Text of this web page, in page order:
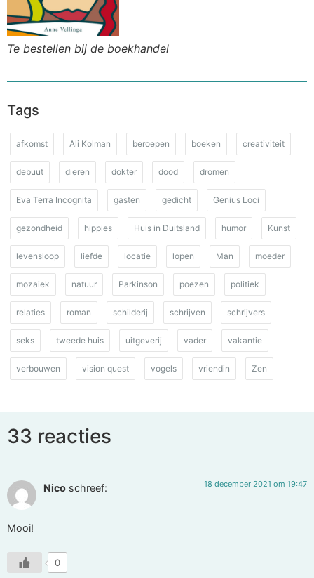
Te bestellen bij de boekhandel
Tags
afkomst Ali Kolman beroepen boeken creativiteit
debuut dieren dokter dood dromen
Eva Terra Incognita gasten gedicht Genius Loci
gezondheid hippies Huis in Duitsland humor Kunst
levensloop liefde locatie lopen Man moeder
mozaiek natuur Parkinson poezen politiek
relaties roman schilderij schrijven schrijvers
seks tweede huis uitgeverij vader vakantie
verbouwen vision quest vogels vriendin Zen
33 reacties
Nico schreef: 18 december 2021 om 19:47
Mooi!
0